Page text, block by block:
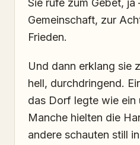
Sie rufe zum Gebet, ja
Gemeinschaft, zur
Frieden.
Und dann erklang sie
hell, durchdringend.
das Dorf legte wie ein
Manche hielten die
andere schauten still